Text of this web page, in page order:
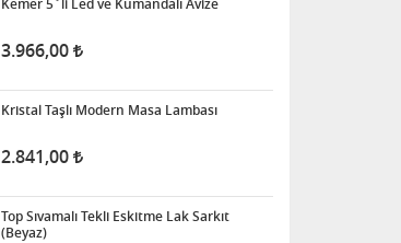
Kemer 5´li Led ve Kumandalı Avize
3.966,00
Kristal Taşlı Modern Masa Lambası
2.841,00
Top Sıvamalı Tekli Eskitme Lak Sarkıt
(Beyaz)